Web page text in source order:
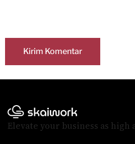
Elevate your business as high